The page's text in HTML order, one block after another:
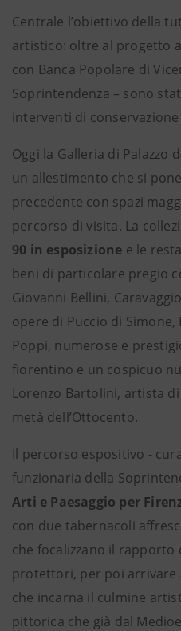
Centrale l’obiettivo della
artistico: oltre al progetto
con Banca Popolare di
Soprintendenza – sono
interventi di
Oggi la Galleria di Palazzo
un allestimento che si
precedente con spazi
percorso di visita. La
90 in esposizione e le
beni di particolare pregio
Giovanni Bellini,
opere di Puccio di
Poppi, numerose e
fiorentino e un cospicuo
Lorenzo Bartolini, artista
metà dell’Ottocento.
Il percorso espositivo -
funzionaria della
Arti e Paesaggio per
con due tabernacoli
che focalizzano il rapporto
protettori, per poi arrivare
che incarna il culmine
pittorica che già dal